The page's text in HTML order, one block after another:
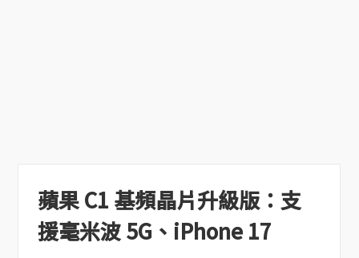
蘋果 C1 基頻晶片升級版：支
援毫米波 5G、iPhone 17